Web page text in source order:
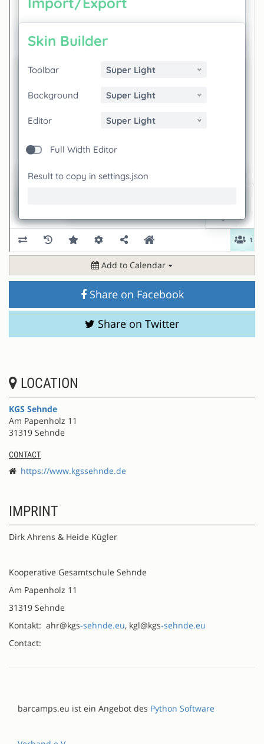
Add to Calendar
Share on Facebook
Share on Twitter
LOCATION
KGS Sehnde
Am Papenholz 11
31319 Sehnde
CONTACT
https://www.kgssehnde.de
IMPRINT
Dirk Ahrens & Heide Kügler
Kooperative Gesamtschule Sehnde
Am Papenholz 11
31319 Sehnde
Kontakt: ahr@kgs-sehnde.eu, kgl@kgs-sehnde.eu
Contact:
barcamps.eu ist ein Angebot des Python Software